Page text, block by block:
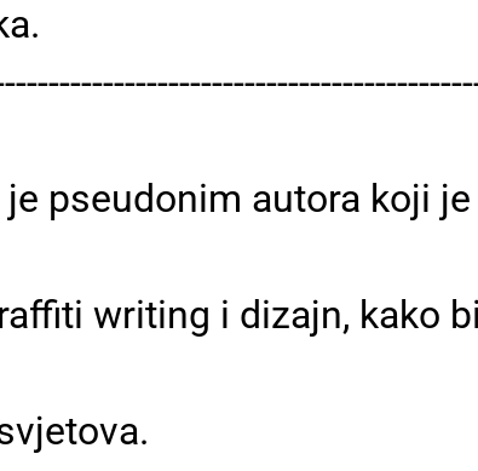
pseudonim autora koji
writing i dizajn, kako